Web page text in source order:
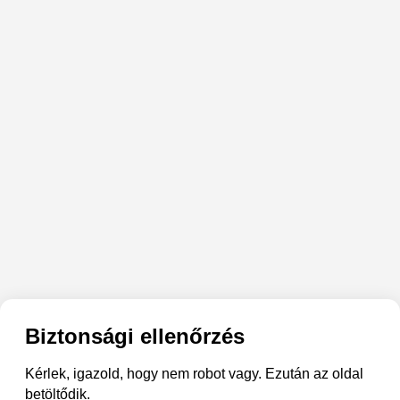
Biztonsági ellenőrzés
Kérlek, igazold, hogy nem robot vagy. Ezután az oldal
betöltődik.